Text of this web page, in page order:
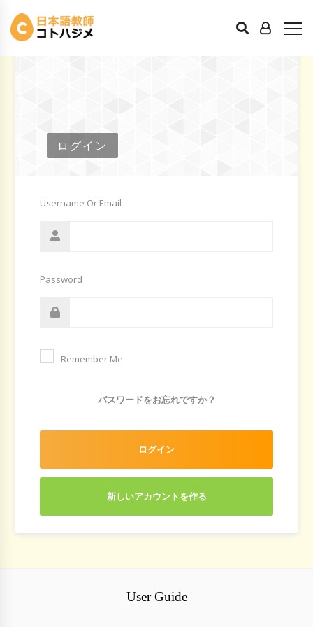
ログイン
Username Or Email
Password
Remember Me
パスワードをお忘れですか？
ログイン
新しいアカウントを作る
User Guide